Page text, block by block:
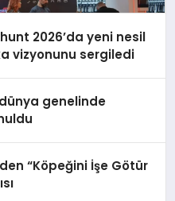
2026’da yeni nesil
vizyonunu sergiledi
genelinde
“Köpeğini İşe Götür